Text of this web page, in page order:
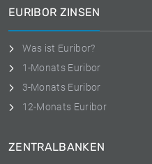
EURIBOR ZINSEN
Was ist Euribor?
1-Monats Euribor
3-Monats Euribor
12-Monats Euribor
ZENTRALBANKEN